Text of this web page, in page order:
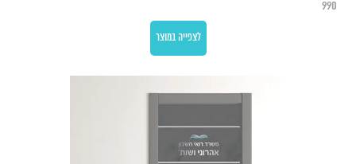
990
לצפייה במוצר